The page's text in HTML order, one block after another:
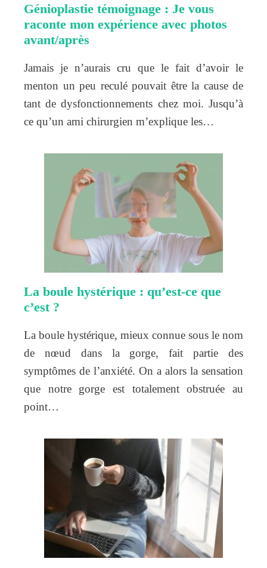
Génioplastie témoignage : Je vous
raconte mon expérience avec photos
avant/après
Jamais je n’aurais cru que le fait d’avoir le
menton un peu reculé pouvait être la cause de
tant de dysfonctionnements chez moi. Jusqu’à
ce qu’un ami chirurgien m’explique les…
La boule hystérique : qu’est-ce que
c’est ?
La boule hystérique, mieux connue sous le nom
de nœud dans la gorge, fait partie des
symptômes de l’anxiété. On a alors la sensation
que notre gorge est totalement obstruée au
point…